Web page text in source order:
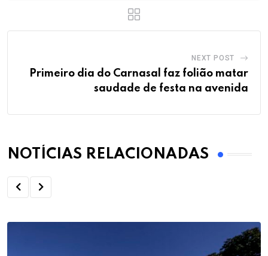
NEXT POST
Primeiro dia do Carnasal faz folião matar
saudade de festa na avenida
NOTÍCIAS RELACIONADAS